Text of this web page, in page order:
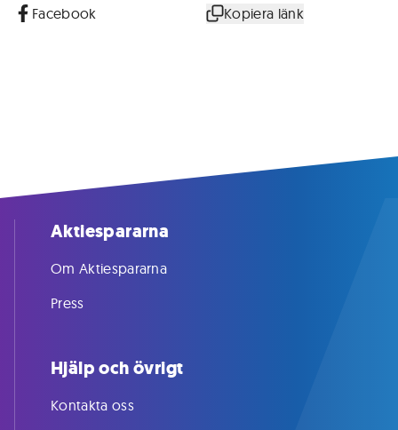
Facebook Kopiera länk
Aktiespararna
Om Aktiespararna
Press
Hjälp och övrigt
Kontakta oss